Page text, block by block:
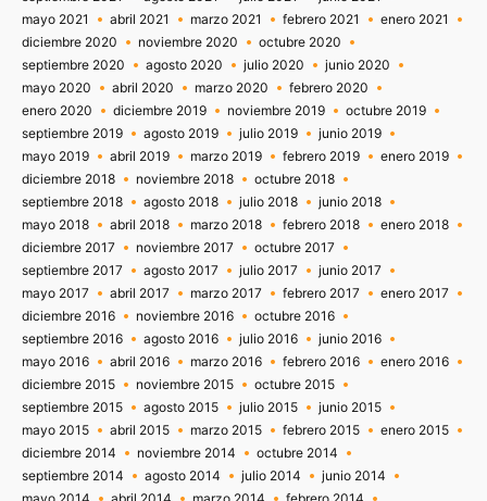
mayo 2021
abril 2021 marzo 2021 febrero 2021
enero 2021
diciembre 2020
noviembre 2020
octubre 2020
septiembre 2020
agosto 2020 julio 2020
junio 2020
mayo 2020
abril 2020 marzo 2020
febrero 2020
enero 2020
diciembre 2019 noviembre 2019
octubre 2019
septiembre 2019
agosto 2019 julio 2019
junio 2019
mayo 2019
abril 2019 marzo 2019 febrero 2019
enero 2019
diciembre 2018
noviembre 2018
octubre 2018
septiembre 2018
agosto 2018 julio 2018
junio 2018
mayo 2018
abril 2018 marzo 2018 febrero 2018
enero 2018
diciembre 2017
noviembre 2017
octubre 2017
septiembre 2017
agosto 2017 julio 2017
junio 2017
mayo 2017
abril 2017 marzo 2017 febrero 2017
enero 2017
diciembre 2016
noviembre 2016
octubre 2016
septiembre 2016
agosto 2016 julio 2016
junio 2016
mayo 2016
abril 2016 marzo 2016 febrero 2016
enero 2016
diciembre 2015
noviembre 2015
octubre 2015
septiembre 2015
agosto 2015 julio 2015
junio 2015
mayo 2015
abril 2015 marzo 2015 febrero 2015
enero 2015
diciembre 2014
noviembre 2014
octubre 2014
septiembre 2014
agosto 2014 julio 2014
junio 2014